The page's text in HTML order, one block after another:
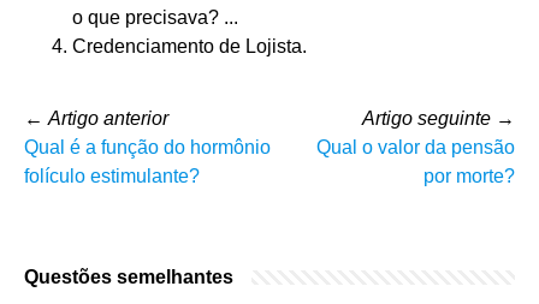
o que precisava? ...
Credenciamento de Lojista.
← Artigo anterior
Qual é a função do hormônio
folículo estimulante?
Artigo seguinte →
Qual o valor da pensão
por morte?
Questões semelhantes